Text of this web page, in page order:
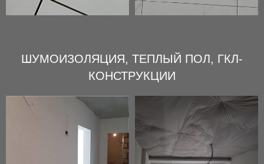
ШУМОИЗОЛЯЦИЯ, ТЕПЛЫЙ ПОЛ, ГКЛ-
КОНСТРУКЦИИ